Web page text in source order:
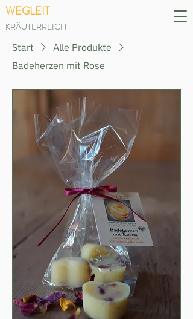
WEGLEIT
KRÄUTERREICH
Start
Alle Produkte
Badeherzen mit Rose